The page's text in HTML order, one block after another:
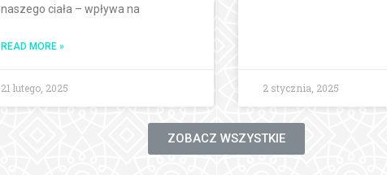
naszego ciała – wpływa na
READ MORE »
21 lutego, 2025 2 stycznia, 2025
ZOBACZ WSZYSTKIE